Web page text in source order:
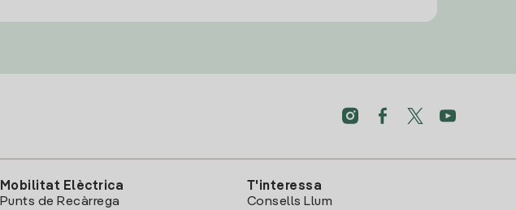
Mobilitat Elèctrica
Punts de Recàrrega
T'interessa
Consells Llum